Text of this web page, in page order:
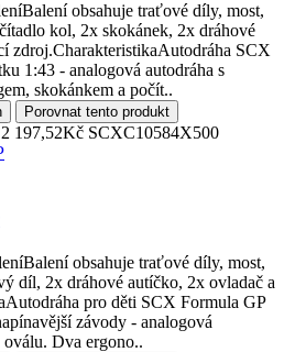
obsahuje traťové díly, most,
kol, 2x skokánek, 2x dráhové
zdroj.CharakteristikaAutodráha SCX
1:43 - analogová autodráha s
skokánkem a počít..
Porovnat tento produkt
197,52Kč SCXC10584X500
obsahuje traťové díly, most,
díl, 2x dráhové autíčko, 2x ovladač a
pro děti SCX Formula GP
závody - analogová
Dva ergono..